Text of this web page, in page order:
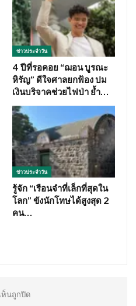
ข่าวประจำวัน
4 ปีที่รอคอย “ฌอน บูรณะ
หิรัญ” ดีใจศาลยกฟ้อง ปม
เงินบริจาคช่วยไฟป่า ย้ำ…
ข่าวประจำวัน
รู้จัก “เรือนจำที่เล็กที่สุดใน
โลก” ขังนักโทษได้สูงสุด 2
คน…
ห็นถูกปิด